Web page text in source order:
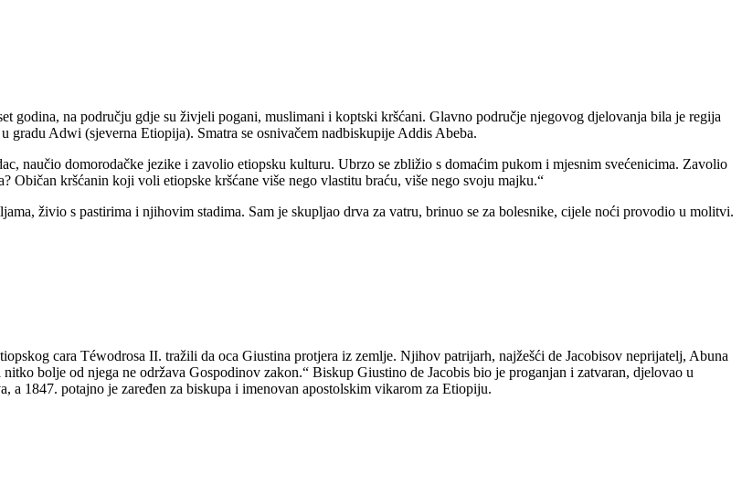
godina, na području gdje su živjeli pogani, muslimani i koptski kršćani. Glavno područje njegovog djelovanja bila je regija
Adwi (sjeverna Etiopija). Smatra se osnivačem nadbiskupije Addis Abeba.
naučio domorodačke jezike i zavolio etiopsku kulturu. Ubrzo se zbližio s domaćim pukom i mjesnim svećenicima. Zavolio
Običan kršćanin koji voli etiopske kršćane više nego vlastitu braću, više nego svoju majku.“
živio s pastirima i njihovim stadima. Sam je skupljao drva za vatru, brinuo se za bolesnike, cijele noći provodio u molitvi.
cara Téwodrosa II. tražili da oca Giustina protjera iz zemlje. Njihov patrijarh, najžešći de Jacobisov neprijatelj, Abuna
bolje od njega ne održava Gospodinov zakon.“ Biskup Giustino de Jacobis bio je proganjan i zatvaran, djelovao u
1847. potajno je zaređen za biskupa i imenovan apostolskim vikarom za Etiopiju.